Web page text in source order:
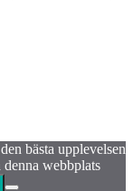
bästa upplevelsen
webbplats